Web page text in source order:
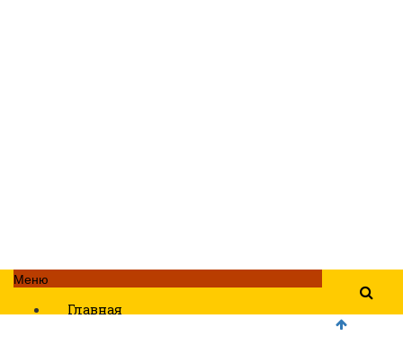
Меню
Главная